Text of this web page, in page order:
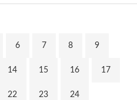
6 7 8 9
14 15 16 17
22 23 24